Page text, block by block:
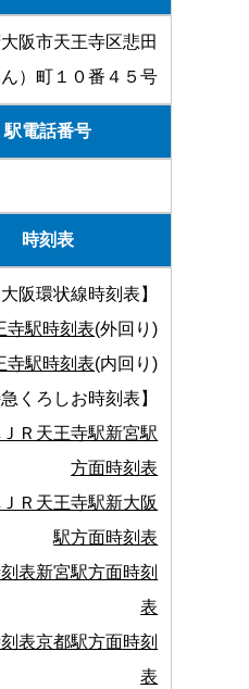
阪市天王寺区悲田
）町１０番４５号
駅電話番号
時刻表
大阪環状線時刻表】
寺駅時刻表(外回り)
寺駅時刻表(内回り)
急くろしお時刻表】
Ｒ天王寺駅新宮駅
方面時刻表
Ｒ天王寺駅新大阪
駅方面時刻表
表新宮駅方面時刻
表
表京都駅方面時刻
表